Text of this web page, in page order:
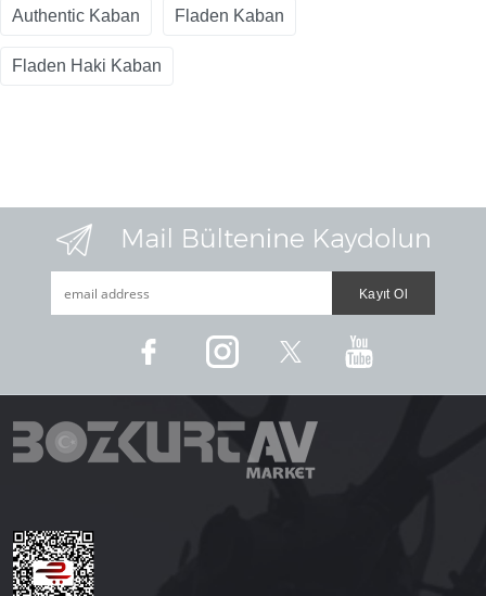
Authentic Kaban Fladen Kaban
Fladen Haki Kaban